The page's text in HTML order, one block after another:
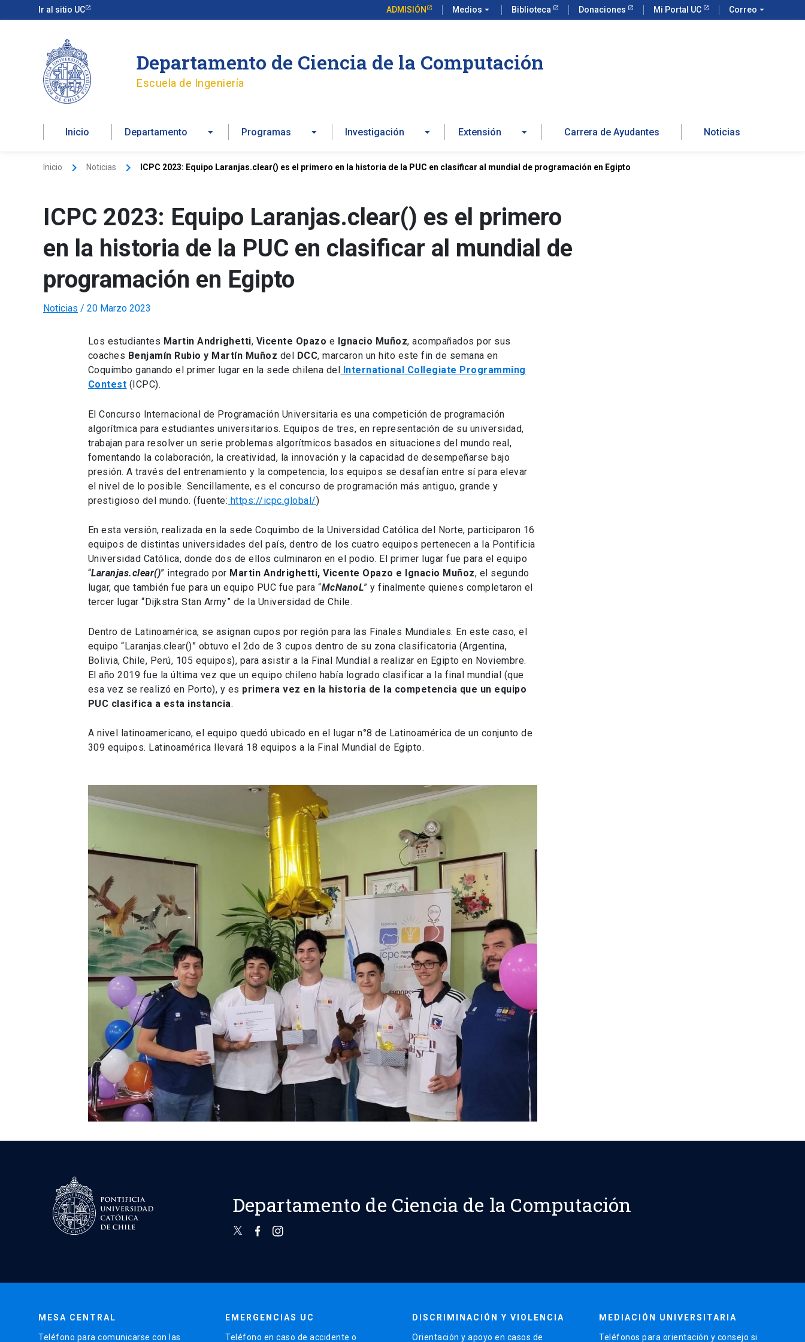
Ir al sitio UC ADMISIÓN Medios arrow_drop_down Biblioteca Donaciones Mi Portal UC Correo arrow_drop_down
al
Departamento de Ciencia de la Computación
Escuela de Ingeniería
Inicio Departamento Programas Investigación Extensión Carrera de Ayudantes Noticias
Inicio Noticias ICPC 2023: Equipo Laranjas.clear() es el primero en la historia de la PUC en clasificar al mundial de programación en Egipto
ICPC 2023: Equipo Laranjas.clear() es el primero
en la historia de la PUC en clasificar al mundial de
programación en Egipto
Noticias / 20 Marzo 2023
Los estudiantes Martin Andrighetti, Vicente Opazo e Ignacio Muñoz, acompañados por sus
coaches Benjamín Rubio y Martín Muñoz del DCC, marcaron un hito este fin de semana en
Coquimbo ganando el primer lugar en la sede chilena del International Collegiate Programming
Contest (ICPC).
El Concurso Internacional de Programación Universitaria es una competición de programación
algorítmica para estudiantes universitarios. Equipos de tres, en representación de su universidad,
trabajan para resolver un serie problemas algorítmicos basados en situaciones del mundo real,
fomentando la colaboración, la creatividad, la innovación y la capacidad de desempeñarse bajo
presión. A través del entrenamiento y la competencia, los equipos se desafían entre sí para elevar
el nivel de lo posible. Sencillamente, es el concurso de programación más antiguo, grande y
prestigioso del mundo. (fuente: https://icpc.global/)
En esta versión, realizada en la sede Coquimbo de la Universidad Católica del Norte, participaron 16
equipos de distintas universidades del país, dentro de los cuatro equipos pertenecen a la Pontificia
Universidad Católica, donde dos de ellos culminaron en el podio. El primer lugar fue para el equipo
“Laranjas.clear()” integrado por Martin Andrighetti, Vicente Opazo e Ignacio Muñoz, el segundo
lugar, que también fue para un equipo PUC fue para “McNanoL” y finalmente quienes completaron el
tercer lugar “Dijkstra Stan Army” de la Universidad de Chile.
Dentro de Latinoamérica, se asignan cupos por región para las Finales Mundiales. En este caso, el
equipo “Laranjas.clear()” obtuvo el 2do de 3 cupos dentro de su zona clasificatoria (Argentina,
Bolivia, Chile, Perú, 105 equipos), para asistir a la Final Mundial a realizar en Egipto en Noviembre.
El año 2019 fue la última vez que un equipo chileno había logrado clasificar a la final mundial (que
esa vez se realizó en Porto), y es primera vez en la historia de la competencia que un equipo
PUC clasifica a esta instancia.
A nivel latinoamericano, el equipo quedó ubicado en el lugar n°8 de Latinoamérica de un conjunto de
309 equipos. Latinoamérica llevará 18 equipos a la Final Mundial de Egipto.
Departamento de Ciencia de la Computación
MESA CENTRAL
Teléfono para comunicarse con las
EMERGENCIAS UC
Teléfono en caso de accidente o
DISCRIMINACIÓN Y VIOLENCIA
Orientación y apoyo en casos de
MEDIACIÓN UNIVERSITARIA
Teléfonos para orientación y consejo si